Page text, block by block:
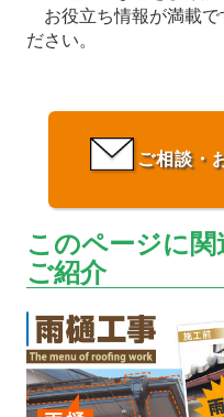
お役立ち情報が満載で
ださい。
ご相談・
このページに
ご紹介